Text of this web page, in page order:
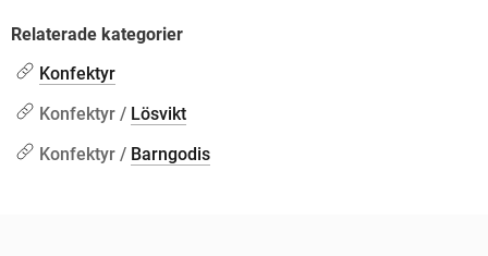
Relaterade kategorier
Konfektyr
Konfektyr / Lösvikt
Konfektyr / Barngodis